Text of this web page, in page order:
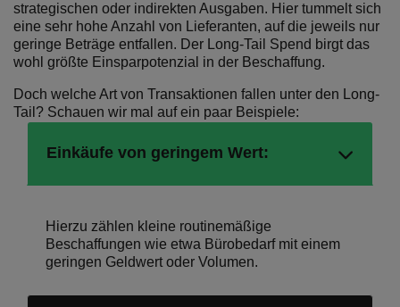
strategischen oder indirekten Ausgaben. Hier tummelt sich
eine sehr hohe Anzahl von Lieferanten, auf die jeweils nur
geringe Beträge entfallen. Der Long-Tail Spend birgt das
wohl größte Einsparpotenzial in der Beschaffung.
Doch welche Art von Transaktionen fallen unter den Long-
Tail? Schauen wir mal auf ein paar Beispiele:
Einkäufe von geringem Wert:
Hierzu zählen kleine routinemäßige
Beschaffungen wie etwa Bürobedarf mit einem
geringen Geldwert oder Volumen.